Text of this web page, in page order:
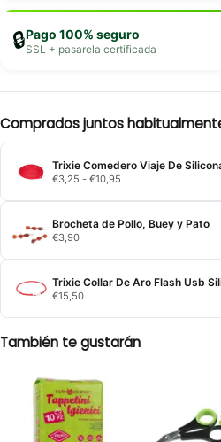
🔒Pago 100% seguro
SSL + pasarela certificada
Comprados juntos
Trixie Comedero Viaje De
€3,25 - €10,95
precios:
€3,25
Brocheta de Pollo, Buey y Pato
€3,90
€15,50
También te gustarán